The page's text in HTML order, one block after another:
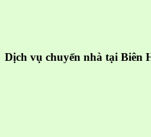
Dịch vụ chuyển nhà tại Biên